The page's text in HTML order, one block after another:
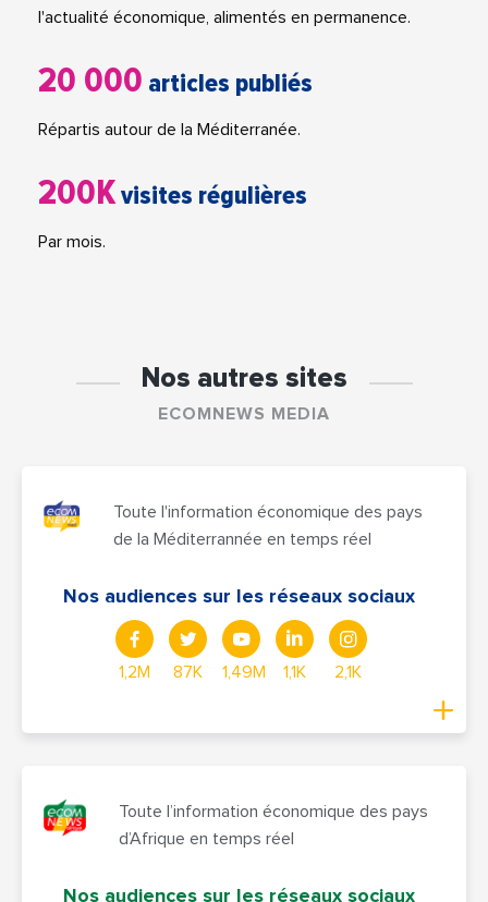
l'actualité économique, alimentés en permanence.
20 000 articles publiés
Répartis autour de la Méditerranée.
200Kvisites régulières
Par mois.
Nos autres sites
ECOMNEWS MEDIA
Toute l'information économique des pays
de la Méditerrannée en temps réel
Nos audiences sur les réseaux sociaux
1,2M 87K 1,49M 1,1K 2,1K
Toute l’information économique des pays
d’Afrique en temps réel
Nos audiences sur les réseaux sociaux